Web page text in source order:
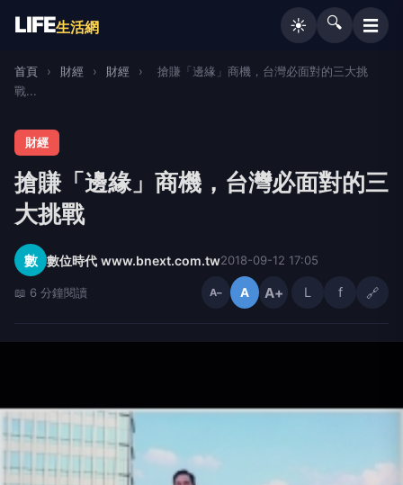
LIFE生活網 ☀️ 🔍 ☰
首頁 › 財經 › 財經 ›
搶賺「邊緣」商機，台灣必面對的三大挑
戰...
財經
搶賺「邊緣」商機，台灣必面對的三
大挑戰
數 數位時代 www.bnext.com.tw2018-09-12 17:05
📖 6 分鐘閱讀 A− A A+ L f 🔗